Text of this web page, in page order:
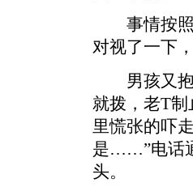
事情按照
对视了一下
男孩又抱
就拨，老T
里慌张的吓
是……”电话
头。